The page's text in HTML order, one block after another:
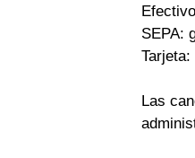
SEPA:
Tarjeta:
Las